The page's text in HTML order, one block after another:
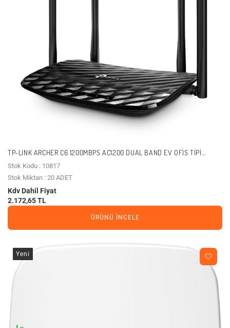
TP-LINK ARCHER C6 1200MBPS AC1200 DUAL BAND EV OFIS TIPI
ROUTER
Stok Kodu : 10817
Stok Miktarı : 20 ADET
Kdv Dahil Fiyat
2.172,65 TL
ÜRÜNÜ İNCELE
Yeni